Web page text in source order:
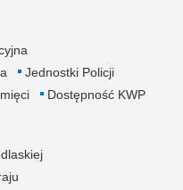
Jednostki Policji
Dostępność KWP